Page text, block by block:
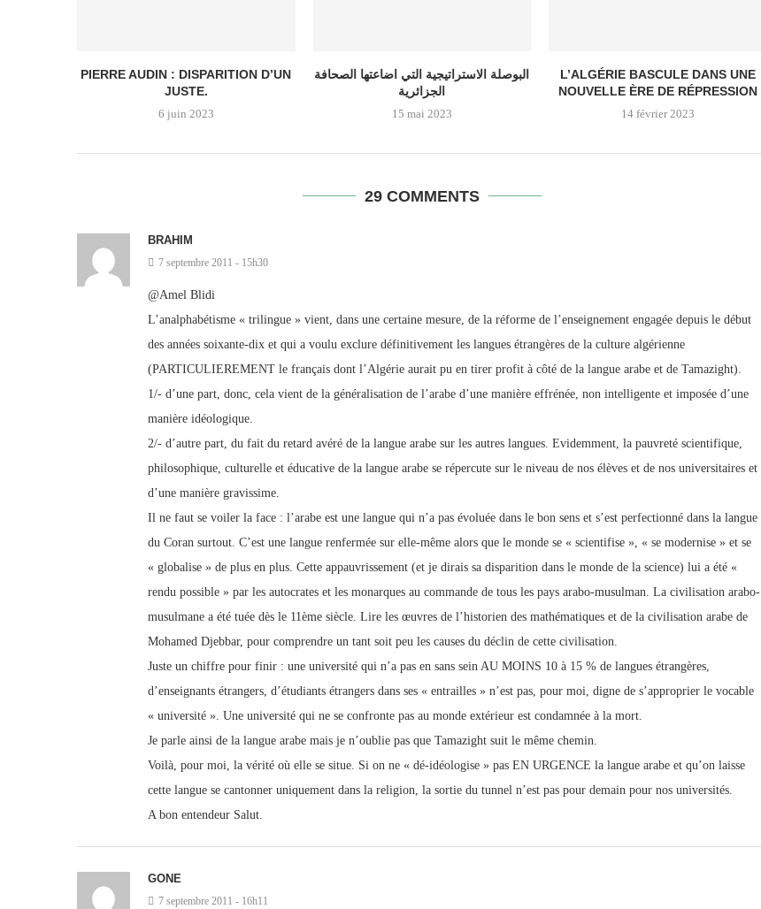
PIERRE AUDIN : DISPARITION D’UN
JUSTE.
6 juin 2023
البوصلة الاستراتيجية التي اضاعتها الصحافة
الجزائرية
15 mai 2023
L’ALGÉRIE BASCULE DANS UNE
NOUVELLE ÈRE DE RÉPRESSION
14 février 2023
29 COMMENTS
BRAHIM
7 septembre 2011 - 15h30
@Amel Blidi
L’analphabétisme « trilingue » vient, dans une certaine mesure, de la réforme de l’enseignement engagée depuis le début
des années soixante-dix et qui a voulu exclure définitivement les langues étrangères de la culture algérienne
(PARTICULIEREMENT le français dont l’Algérie aurait pu en tirer profit à côté de la langue arabe et de Tamazight).
1/- d’une part, donc, cela vient de la généralisation de l’arabe d’une manière effrénée, non intelligente et imposée d’une
manière idéologique.
2/- d’autre part, du fait du retard avéré de la langue arabe sur les autres langues. Evidemment, la pauvreté scientifique,
philosophique, culturelle et éducative de la langue arabe se répercute sur le niveau de nos élèves et de nos universitaires et
d’une manière gravissime.
Il ne faut se voiler la face : l’arabe est une langue qui n’a pas évoluée dans le bon sens et s’est perfectionné dans la langue
du Coran surtout. C’est une langue renfermée sur elle-même alors que le monde se « scientifise », « se modernise » et se
« globalise » de plus en plus. Cette appauvrissement (et je dirais sa disparition dans le monde de la science) lui a été «
rendu possible » par les autocrates et les monarques au commande de tous les pays arabo-musulman. La civilisation arabo-
musulmane a été tuée dès le 11ème siècle. Lire les œuvres de l’historien des mathématiques et de la civilisation arabe de
Mohamed Djebbar, pour comprendre un tant soit peu les causes du déclin de cette civilisation.
Juste un chiffre pour finir : une université qui n’a pas en sans sein AU MOINS 10 à 15 % de langues étrangères,
d’enseignants étrangers, d’étudiants étrangers dans ses « entrailles » n’est pas, pour moi, digne de s’approprier le vocable
« université ». Une université qui ne se confronte pas au monde extérieur est condamnée à la mort.
Je parle ainsi de la langue arabe mais je n’oublie pas que Tamazight suit le même chemin.
Voilà, pour moi, la vérité où elle se situe. Si on ne « dé-idéologise » pas EN URGENCE la langue arabe et qu’on laisse
cette langue se cantonner uniquement dans la religion, la sortie du tunnel n’est pas pour demain pour nos universités.
A bon entendeur Salut.
GONE
7 septembre 2011 - 16h11